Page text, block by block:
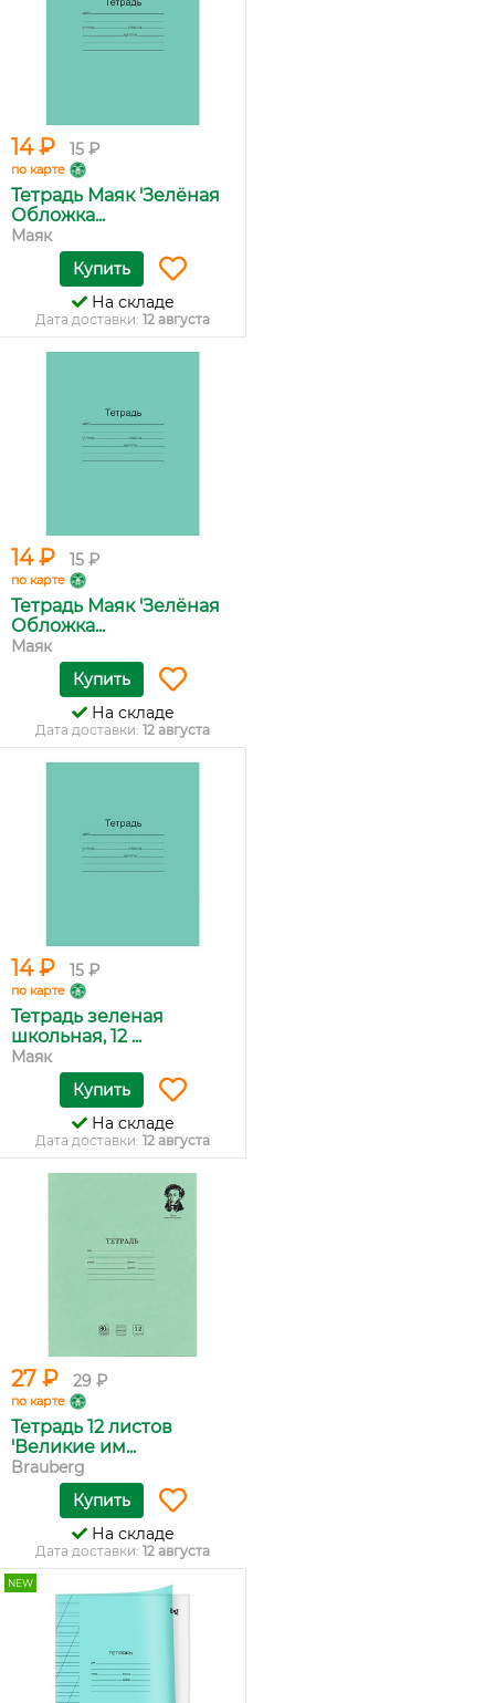
14 ₽ 15 ₽
по карте
Тетрадь Маяк 'Зелёная
Обложка...
Маяк
Купить
На складе
Дата доставки: 12 августа
14 ₽ 15 ₽
по карте
Тетрадь Маяк 'Зелёная
Обложка...
Маяк
Купить
На складе
Дата доставки: 12 августа
14 ₽ 15 ₽
по карте
Тетрадь зеленая
школьная, 12 ...
Маяк
Купить
На складе
Дата доставки: 12 августа
27 ₽ 29 ₽
по карте
Тетрадь 12 листов
'Великие им...
Brauberg
Купить
На складе
Дата доставки: 12 августа
NEW